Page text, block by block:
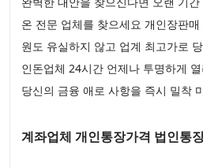
온 전문 업체를 찾으세요 개인장판
원도 유실하지 않고 업계 최고가로
인돈업체 24시간 언제나 투명하게
당신의 금융 애로 사항을 즉시 밀착
계좌업체 개인통장가격 법인통